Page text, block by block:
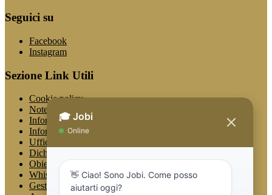
Seguici su
Facebook
Instagram
Sezione Link Utili
Cookie policy
Note legali
Informativa Privacy
Informativa Privacy chatbot Jobi
Ufficio Relazioni con il Pubblico
Dichiarazione di accessibilità
Obiettivi di accessibilità
Whistleblowing
Gestione consensi cookie